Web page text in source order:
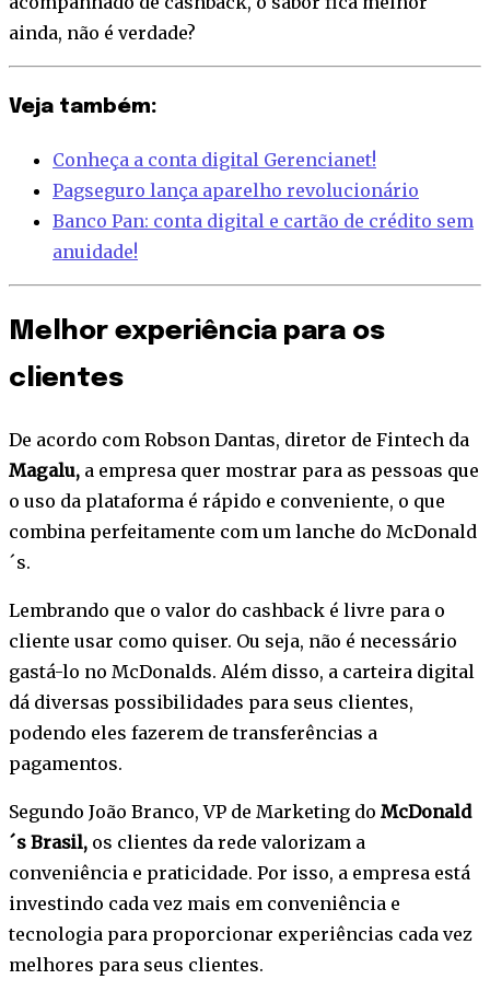
ainda, não é verdade?
Veja também:
Conheça a conta digital Gerencianet!
Pagseguro lança aparelho revolucionário
Banco Pan: conta digital e cartão de crédito sem
anuidade!
Melhor experiência para os
clientes
De acordo com Robson Dantas, diretor de Fintech da
Magalu, a empresa quer mostrar para as pessoas que
o uso da plataforma é rápido e conveniente, o que
combina perfeitamente com um lanche do McDonald
´s.
Lembrando que o valor do cashback é livre para o
cliente usar como quiser. Ou seja, não é necessário
gastá-lo no McDonalds. Além disso, a carteira digital
dá diversas possibilidades para seus clientes,
podendo eles fazerem de transferências a
pagamentos.
Segundo João Branco, VP de Marketing do McDonald
´s Brasil, os clientes da rede valorizam a
conveniência e praticidade. Por isso, a empresa está
investindo cada vez mais em conveniência e
tecnologia para proporcionar experiências cada vez
melhores para seus clientes.